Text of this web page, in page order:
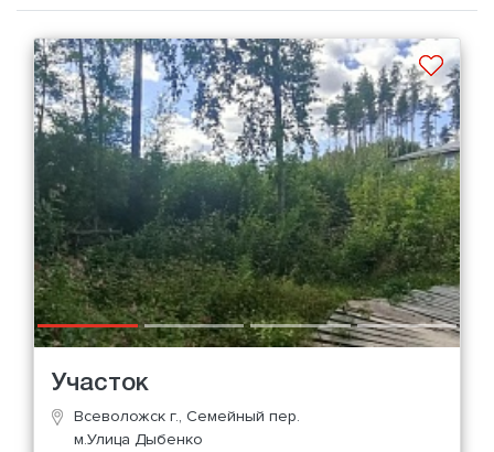
Участок
Всеволожск г., Семейный пер.
м.Улица Дыбенко